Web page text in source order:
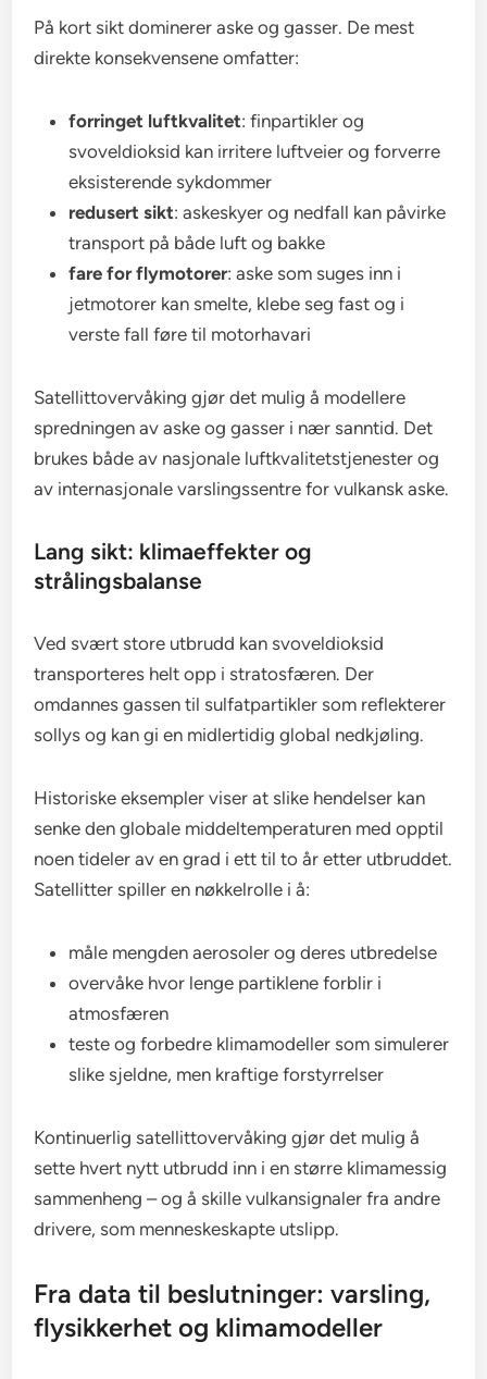
På kort sikt dominerer aske og gasser. De mest
direkte konsekvensene omfatter:
forringet luftkvalitet: finpartikler og
svoveldioksid kan irritere luftveier og forverre
eksisterende sykdommer
redusert sikt: askeskyer og nedfall kan påvirke
transport på både luft og bakke
fare for flymotorer: aske som suges inn i
jetmotorer kan smelte, klebe seg fast og i
verste fall føre til motorhavari
Satellittovervåking gjør det mulig å modellere
spredningen av aske og gasser i nær sanntid. Det
brukes både av nasjonale luftkvalitetstjenester og
av internasjonale varslingssentre for vulkansk aske.
Lang sikt: klimaeffekter og
strålingsbalanse
Ved svært store utbrudd kan svoveldioksid
transporteres helt opp i stratosfæren. Der
omdannes gassen til sulfatpartikler som reflekterer
sollys og kan gi en midlertidig global nedkjøling.
Historiske eksempler viser at slike hendelser kan
senke den globale middeltemperaturen med opptil
noen tideler av en grad i ett til to år etter utbruddet.
Satellitter spiller en nøkkelrolle i å:
måle mengden aerosoler og deres utbredelse
overvåke hvor lenge partiklene forblir i
atmosfæren
teste og forbedre klimamodeller som simulerer
slike sjeldne, men kraftige forstyrrelser
Kontinuerlig satellittovervåking gjør det mulig å
sette hvert nytt utbrudd inn i en større klimamessig
sammenheng – og å skille vulkansignaler fra andre
drivere, som menneskeskapte utslipp.
Fra data til beslutninger: varsling,
flysikkerhet og klimamodeller